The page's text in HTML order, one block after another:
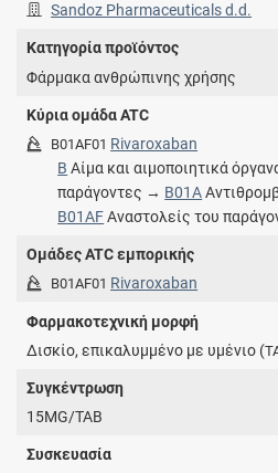
Sandoz Pharmaceuticals d.d.
Κατηγορία προϊόντος
Φάρμακα ανθρώπινης χρήσης
Κύρια ομάδα ATC
B01AF01 Rivaroxaban
B Αίμα και αιμοποιητικά
παράγοντες → B01A
B01AFΑναστολείς του
Ομάδες ATC εμπορικής
B01AF01 Rivaroxaban
Φαρμακοτεχνική μορφή
Δισκίο, επικαλυμμένο με υμένιο (
Συγκέντρωση
15MG/TAB
Συσκευασία